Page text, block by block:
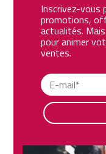
Inscrivez-vous
promotions,
actualités.
pour animer
ventes.